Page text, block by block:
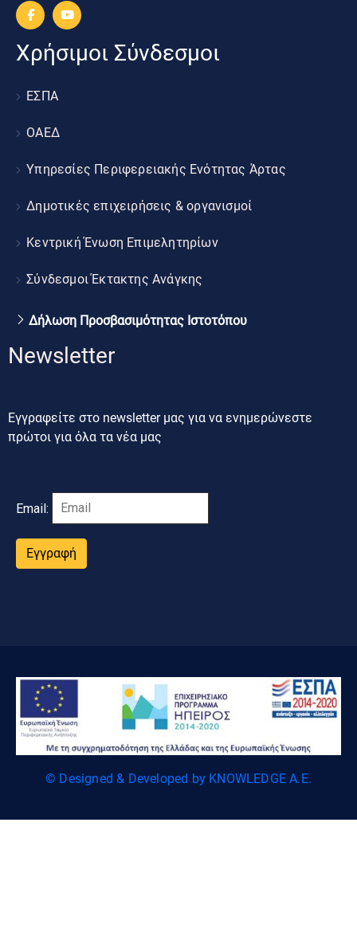
Χρήσιμοι Σύνδεσμοι
ΕΣΠΑ
ΟΑΕΔ
Υπηρεσίες Περιφερειακής Ενότητας Άρτας
Δημοτικές επιχειρήσεις & οργανισμοί
Κεντρική Ένωση Επιμελητηρίων
Σύνδεσμοι Έκτακτης Ανάγκης
Δήλωση Προσβασιμότητας Ιστοτόπου
Newsletter
Εγγραφείτε στο newsletter μας για να ενημερώνεστε
πρώτοι για όλα τα νέα μας
Email:
Εγγραφή
© Designed & Developed by KNOWLEDGE A.E.